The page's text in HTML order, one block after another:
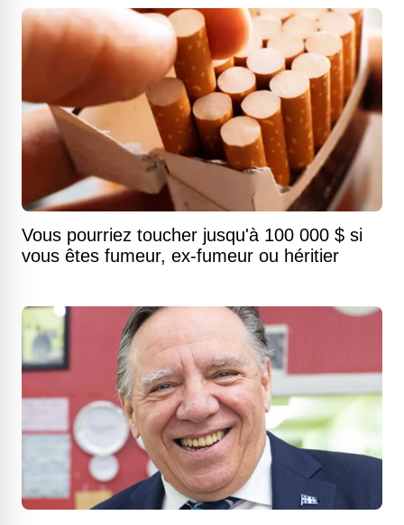
Vous pourriez toucher jusqu'à 100 000 $ si
vous êtes fumeur, ex-fumeur ou héritier